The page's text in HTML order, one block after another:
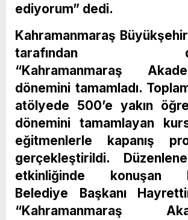
ediyorum” dedi.
Kahramanmaraş
tarafından
“Kahramanmaraş
dönemini tamamladı.
atölyede 500’e yakın
dönemini tamamlayan
eğitmenlerle kapanış
gerçekleştirildi.
etkinliğinde konuşan
Belediye Başkanı
“Kahramanmaraş